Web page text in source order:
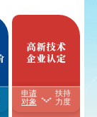
1.颁发“ 高新技术企业
证书”
2.享受减按15%税率征
申请
对象
扶持
力度